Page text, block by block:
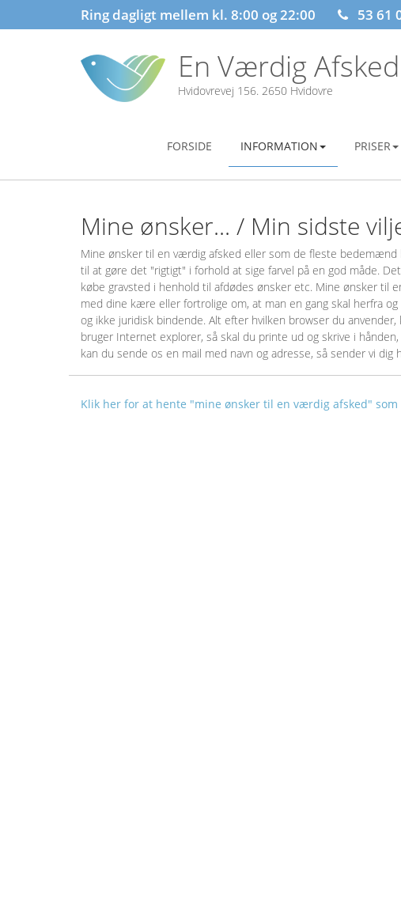
Ring dagligt mellem kl. 8:00 og 22:00 53 61
En Værdig Afsked
Hvidovrevej 156. 2650 Hvidovre
FORSIDE INFORMATION PRISER
Mine ønsker... / Min sidste
Mine ønsker til en værdig afsked eller som de fleste
til at gøre det "rigtigt" i forhold at sige farvel på en god måde.
købe gravsted i henhold til afdødes ønsker etc. Mine ønsker
med dine kære eller fortrolige om, at man en gang skal herfra
og ikke juridisk bindende. Alt efter hvilken browser du
bruger Internet explorer, så skal du printe ud og skrive i
kan du sende os en mail med navn og adresse, så sender vi
Klik her for at hente "mine ønsker til en værdig afsked" som